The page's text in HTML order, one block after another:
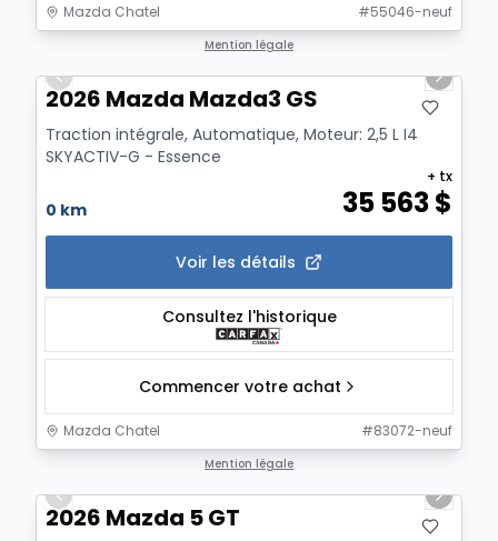
Mazda Chatel #55046-neuf
Mention légale
Previous slide
Next
2026 Mazda Mazda3 GS
Traction intégrale, Automatique, Moteur: 2,5 L I4
SKYACTIV-G - Essence
0 km 35 563$
+ tx
Voir les détails
Consultez l'historique
Commencer votre achat
Mazda Chatel #83072-neuf
Mention légale
Previous slide
Next
2026 Mazda 5 GT